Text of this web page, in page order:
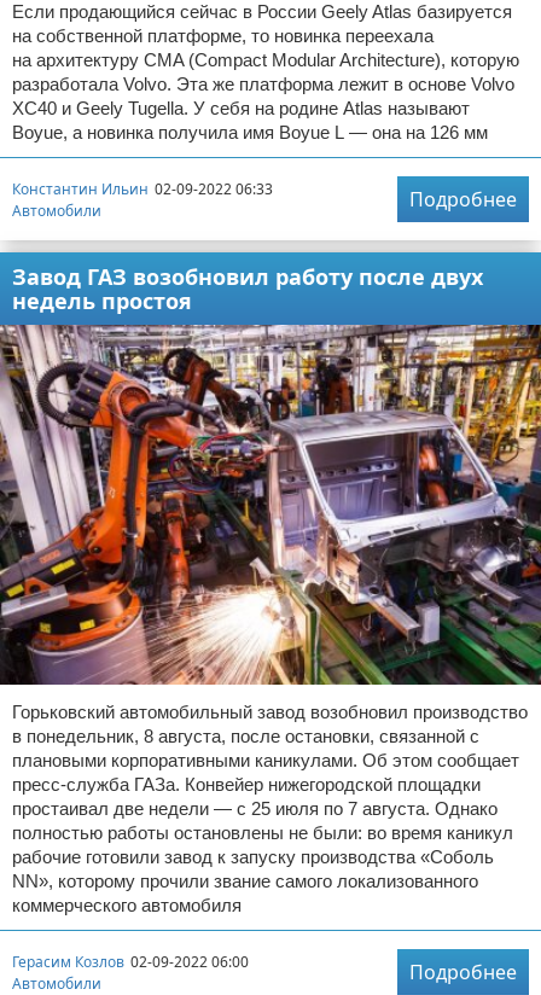
Если продающийся сейчас в России Geely Atlas базируется
на собственной платформе, то новинка переехала
на архитектуру CMA (Compact Modular Architecture), которую
разработала Volvo. Эта же платформа лежит в основе Volvo
XC40 и Geely Tugella. У себя на родине Atlas называют
Boyue, а новинка получила имя Boyue L — она на 126 мм
Константин Ильин 02-09-2022 06:33
Автомобили
Подробнее
Завод ГАЗ возобновил работу после двух
недель простоя
Горьковский автомобильный завод возобновил производство
в понедельник, 8 августа, после остановки, связанной с
плановыми корпоративными каникулами. Об этом сообщает
пресс-служба ГАЗа. Конвейер нижегородской площадки
простаивал две недели — с 25 июля по 7 августа. Однако
полностью работы остановлены не были: во время каникул
рабочие готовили завод к запуску производства «Соболь
NN», которому прочили звание самого локализованного
коммерческого автомобиля
Герасим Козлов 02-09-2022 06:00
Автомобили
Подробнее